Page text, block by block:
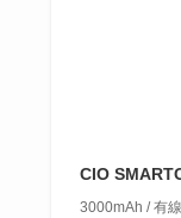
CIO
3000mAh / 有